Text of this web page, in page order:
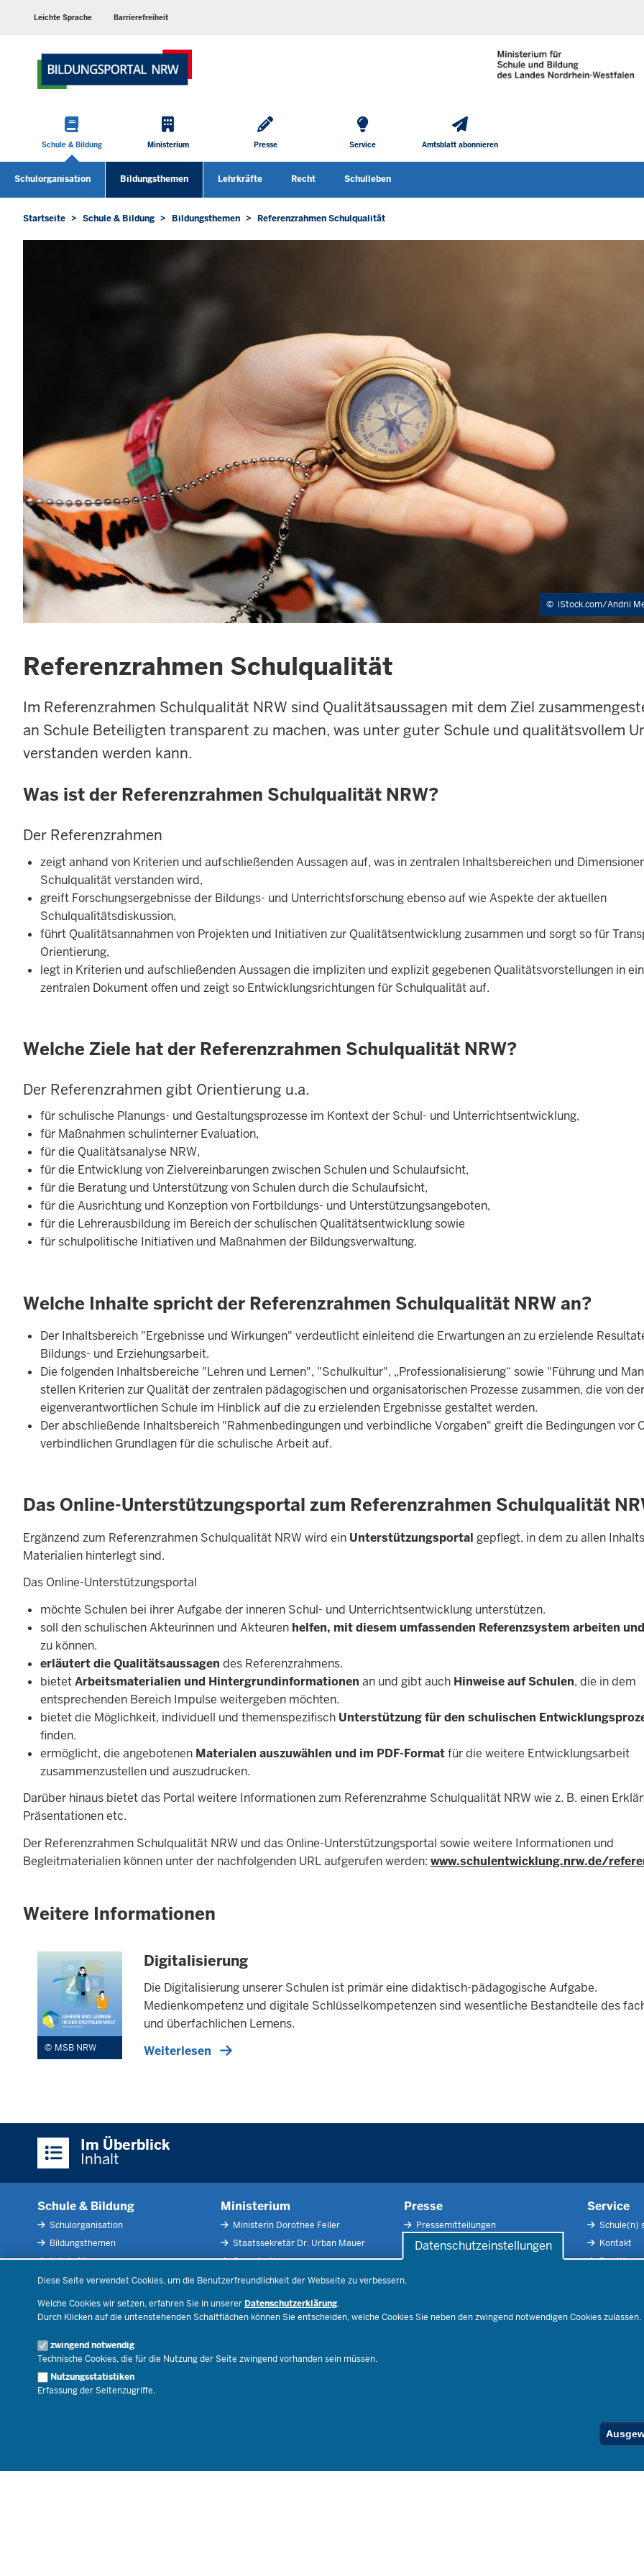
Datenschutzeinstellungen
Diese Seite verwendet Cookies, um die Benutzerfreundlichkeit der Webseite zu verbessern.
Welche Cookies wir setzen, erfahren Sie in unserer Datenschutzerklärung.
Durch Klicken auf die untenstehenden Schaltflächen können Sie entscheiden, welche Cookies Sie neben den zwingend notwendigen Cookies zulassen.
zwingend notwendig
Technische Cookies, die für die Nutzung der Seite zwingend vorhanden sein müssen.
Nutzungsstatistiken
Erfassung der Seitenzugriffe.
Sprachen
Leichte Sprache Barrierefreiheit
Hauptmenü
Schule & Bildung Ministerium Presse Service Amtsblatt abonnieren
Schulorganisation Bildungsthemen Lehrkräfte Recht Schulleben
Sie
befinden
Startseite Schule & Bildung Bildungsthemen Referenzrahmen Schulqualität
© iStock.com/Andrii
Referenzrahmen Schulqualität
Im Referenzrahmen Schulqualität NRW sind Qualitätsaussagen mit dem Ziel
an Schule Beteiligten transparent zu machen, was unter guter Schule und qualitätsvollem
verstanden werden kann.
Was ist der Referenzrahmen Schulqualität NRW?
Der Referenzrahmen
zeigt anhand von Kriterien und aufschließenden Aussagen auf, was in zentralen Inhaltsbereichen und
Schulqualität verstanden wird,
greift Forschungsergebnisse der Bildungs- und Unterrichtsforschung ebenso auf wie Aspekte der aktuellen
Schulqualitätsdiskussion,
führt Qualitätsannahmen von Projekten und Initiativen zur Qualitätsentwicklung zusammen und sorgt so für
Orientierung,
legt in Kriterien und aufschließenden Aussagen die impliziten und explizit gegebenen Qualitätsvorstellungen in
zentralen Dokument offen und zeigt so Entwicklungsrichtungen für Schulqualität auf.
Welche Ziele hat der Referenzrahmen Schulqualität NRW?
Der Referenzrahmen gibt Orientierung u.a.
für schulische Planungs- und Gestaltungsprozesse im Kontext der Schul- und Unterrichtsentwicklung,
für Maßnahmen schulinterner Evaluation,
für die Qualitätsanalyse NRW,
für die Entwicklung von Zielvereinbarungen zwischen Schulen und Schulaufsicht,
für die Beratung und Unterstützung von Schulen durch die Schulaufsicht,
für die Ausrichtung und Konzeption von Fortbildungs- und Unterstützungsangeboten,
für die Lehrerausbildung im Bereich der schulischen Qualitätsentwicklung sowie
für schulpolitische Initiativen und Maßnahmen der Bildungsverwaltung.
Welche Inhalte spricht der Referenzrahmen Schulqualität NRW an?
Der Inhaltsbereich "Ergebnisse und Wirkungen" verdeutlicht einleitend die Erwartungen an zu erzielende
Bildungs- und Erziehungsarbeit.
Die folgenden Inhaltsbereiche "Lehren und Lernen", "Schulkultur", „Professionalisierung“ sowie "Führung und
stellen Kriterien zur Qualität der zentralen pädagogischen und organisatorischen Prozesse zusammen, die von der
eigenverantwortlichen Schule im Hinblick auf die zu erzielenden Ergebnisse gestaltet werden.
Der abschließende Inhaltsbereich "Rahmenbedingungen und verbindliche Vorgaben" greift die Bedingungen vor
verbindlichen Grundlagen für die schulische Arbeit auf.
Das Online-Unterstützungsportal zum Referenzrahmen Schulqualität
Ergänzend zum Referenzrahmen Schulqualität NRW wird ein Unterstützungsportal gepflegt, in dem zu allen
Materialien hinterlegt sind.
Das Online-Unterstützungsportal
möchte Schulen bei ihrer Aufgabe der inneren Schul- und Unterrichtsentwicklung unterstützen.
soll den schulischen Akteurinnen und Akteuren helfen, mit diesem umfassenden Referenzsystem arbeiten
zu können.
erläutert die Qualitätsaussagen des Referenzrahmens.
bietetArbeitsmaterialien und Hintergrundinformationen an und gibt auch Hinweise auf Schulen, die in dem
entsprechenden Bereich Impulse weitergeben möchten.
bietet die Möglichkeit, individuell und themenspezifisch Unterstützung für den schulischen
finden.
ermöglicht, die angebotenen Materialen auszuwählen und im PDF-Formatfür die weitere Entwicklungsarbeit
zusammenzustellen und auszudrucken.
Darüber hinaus bietet das Portal weitere Informationen zum Referenzrahme Schulqualität NRW wie z. B. einen
Präsentationen etc.
Der Referenzrahmen Schulqualität NRW und das Online-Unterstützungsportal sowie weitere Informationen und
Begleitmaterialien können unter der nachfolgenden URL aufgerufen werden: www.schulentwicklung.nrw.de/
Weitere Informationen
MSB NRW
Digitalisierung
Die Digitalisierung unserer Schulen ist primär eine didaktisch-pädagogische Aufgabe.
Medienkompetenz und digitale Schlüsselkompetenzen sind wesentliche Bestandteile des
und überfachlichen Lernens.
Weiterlesen
Im Überblick
Inhalt
Schule & Bildung
Schulorganisation
Bildungsthemen
Lehrkräfte
Recht
Ministerium
Ministerin Dorothee Feller
Staatssekretär Dr. Urban Mauer
Organisation
Open Government
Bibliothek
Veranstaltungen
Presse
Pressemitteilungen
Pressefotos
Service
Schule(n)
Kontakt
Der Weg
RSS-Feed